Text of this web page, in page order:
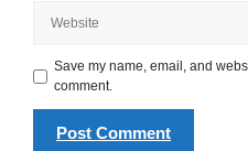
Save my name, email, and
comment.